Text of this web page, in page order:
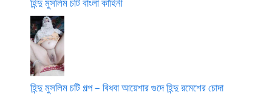
হিন্দু মুসলিম চটি বাংলা কাহিনী
হিন্দু মুসলিম চটি গল্প – বিধবা আয়েশার গুদে হিন্দু রমেশের চোদা